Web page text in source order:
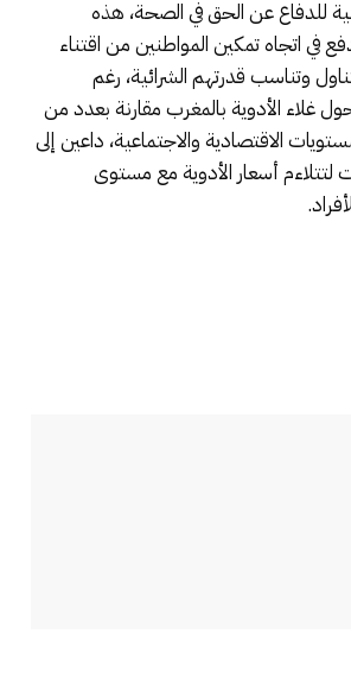
للدفاع عن الحق في الصحة، هذه
في اتجاه تمكين المواطنين من اقتناء
وتناسب قدرتهم الشرائية، رغم
غلاء الأدوية بالمغرب مقارنة بعدد من
الاقتصادية والاجتماعية، داعين إلى
لتتلاءم أسعار الأدوية مع مستوى